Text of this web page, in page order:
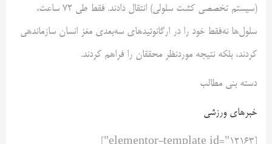
(سیستم تخصصی کشت سلولی) انتقال دادند. فقط طی 72 ساعت،
سلول‌ها نه‌فقط خود را در ارگانوئیدهای سه‌بعدی مغز انسان سازماندهی
کردند، بلکه نتیجه موردنظر محققان را فراهم کردند.
دسته بنی مطالب
خبرهای ورزشی